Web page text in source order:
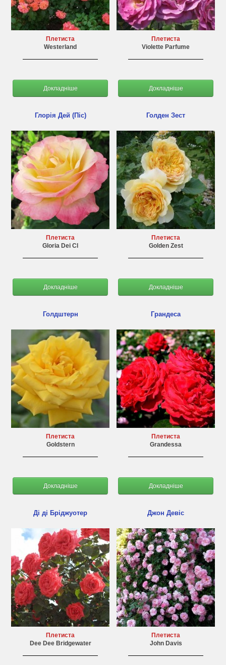
Плетиста
Westerland
Докладніше
Плетиста
Violette Parfume
Докладніше
Глорія Дей (Піс)
Плетиста
Gloria Dei Cl
Докладніше
Голден Зест
Плетиста
Golden Zest
Докладніше
Голдштерн
Плетиста
Goldstern
Докладніше
Грандеса
Плетиста
Grandessa
Докладніше
Ді ді Бріджуотер
Плетиста
Dee Dee Bridgewater
Джон Девіс
Плетиста
John Davis